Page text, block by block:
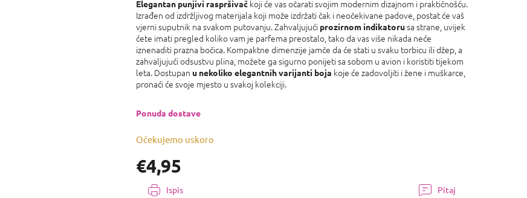
proizvoda
je
0,0
od
5
zvjezdica.
€4,95
Izmjeri
cijenu:
Očekujemo uskoro
Ponuda dostave
Elegantan punjivi raspršivač koji će vas očarati svojim modernim dizajnom i praktičnošću.
Izrađen od izdržljivog materijala koji može izdržati čak i neočekivane padove, postat će vaš
vjerni suputnik na svakom putovanju. Zahvaljujući prozirnom indikatorusa strane, uvijek
ćete imati pregled koliko vam je parfema preostalo, tako da vas više nikada neće
iznenaditi prazna bočica. Kompaktne dimenzije jamče da će stati u svaku torbicu ili džep, a
zahvaljujući odsustvu plina, možete ga sigurno ponijeti sa sobom u avion i koristiti tijekom
leta. Dostupan u nekoliko elegantnih varijanti boja koje će zadovoljiti i žene i muškarce,
pronaći će svoje mjesto u svakoj kolekciji.
Ispis Pitaj